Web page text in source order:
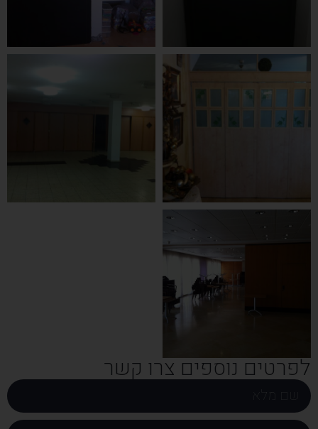
לפרטים נוספים צרו קשר